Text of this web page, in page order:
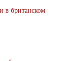
в британском